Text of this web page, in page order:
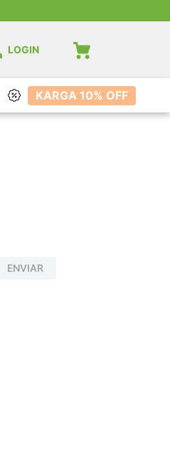
LOGIN
KARGA 10% OFF
ENVIAR